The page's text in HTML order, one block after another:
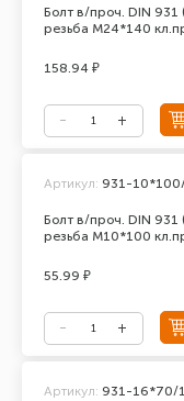
Болт в/проч. DIN
резьба М24*140
158.94 ₽
Болт в/проч. DIN
резьба М10*100
Артикул: 931-
55.99 ₽
Артикул: 931-16*70/